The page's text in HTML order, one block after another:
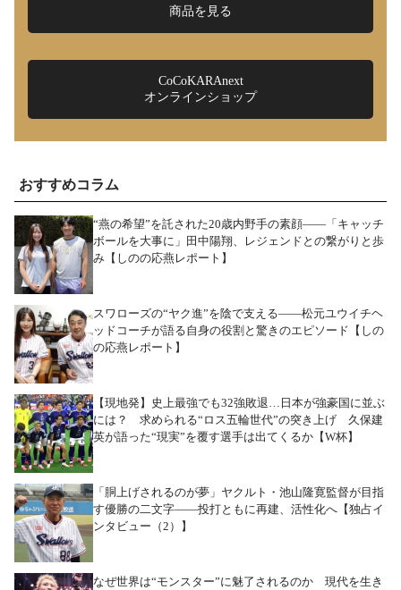
商品を見る
CoCoKARAnext
オンラインショップ
おすすめコラム
“燕の希望”を託された20歳内野手の素顔――「キャッチ
ボールを大事に」田中陽翔、レジェンドとの繋がりと歩
み【しのの応燕レポート】
スワローズの“ヤク進”を陰で支える――松元ユウイチヘ
ッドコーチが語る自身の役割と驚きのエピソード【しの
の応燕レポート】
【現地発】史上最強でも32強敗退…日本が強豪国に並ぶ
には？ 求められる“ロス五輪世代”の突き上げ 久保建
英が語った“現実”を覆す選手は出てくるか【W杯】
「胴上げされるのが夢」ヤクルト・池山隆寛監督が目指
す優勝の二文字――投打ともに再建、活性化へ【独占イ
ンタビュー（2）】
なぜ世界は“モンスター”に魅了されるのか 現代を生き